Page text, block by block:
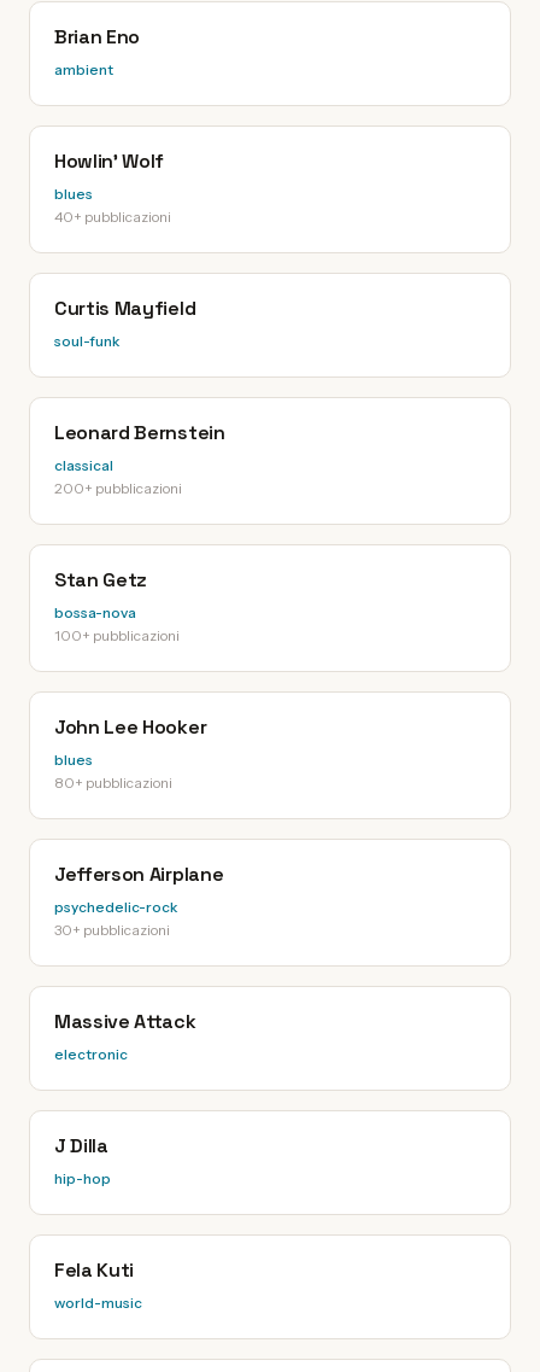
Brian Eno
ambient
Howlin' Wolf
blues
40+ pubblicazioni
Curtis Mayfield
soul-funk
Leonard Bernstein
classical
200+ pubblicazioni
Stan Getz
bossa-nova
100+ pubblicazioni
John Lee Hooker
blues
80+ pubblicazioni
Jefferson Airplane
psychedelic-rock
30+ pubblicazioni
Massive Attack
electronic
J Dilla
hip-hop
Fela Kuti
world-music